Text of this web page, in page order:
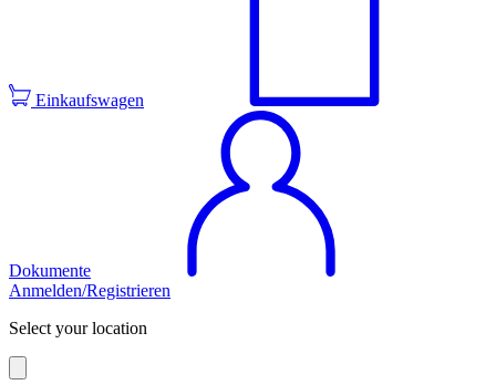
Einkaufswagen
Dokumente
Anmelden/Registrieren
Select your location